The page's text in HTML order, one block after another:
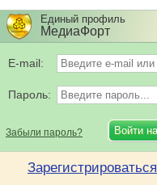
Единый профиль
МедиаФорт
E-mail:
Пароль:
Забыли пароль?
Зарегистрироваться